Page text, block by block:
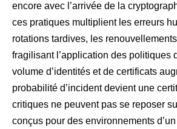
encore avec l’arrivée de la
ces pratiques multiplient les erreurs
rotations tardives, les
fragilisant l’application des politiques
volume d’identités et de certificats
probabilité d’incident devient une
critiques ne peuvent pas se reposer
conçus pour des environnements